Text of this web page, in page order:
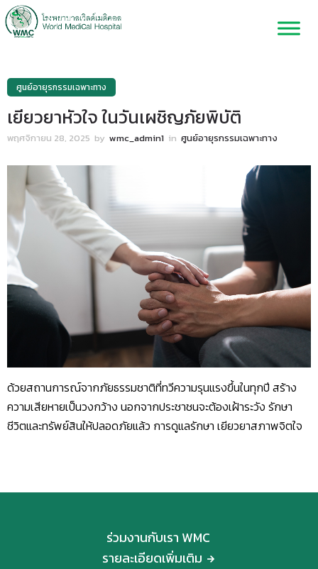
ศูนย์อายุรกรรมเฉพาะทาง
เยียวยาหัวใจ ในวันเผชิญภัยพิบัติ
พฤศจิกายน 28, 2025 by wmc_admin1 in ศูนย์อายุรกรรมเฉพาะทาง
ด้วยสถานการณ์จากภัยธรรมชาติที่ทวีความรุนแรงขึ้นในทุกปี สร้าง
ความเสียหายเป็นวงกว้าง นอกจากประชาชนจะต้องเฝ้าระวัง รักษา
ชีวิตและทรัพย์สินให้ปลอดภัยแล้ว การดูแลรักษา เยียวยาสภาพจิตใจ
ร่วมงานกับเรา WMC
รายละเอียดเพิ่มเติม